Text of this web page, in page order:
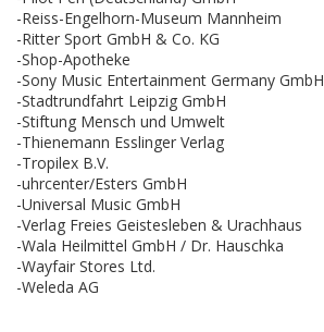
-Reiss-Engelhorn-Museum Mannheim
-Ritter Sport GmbH & Co. KG
-Shop-Apotheke
-Sony Music Entertainment Germany GmbH
-Stadtrundfahrt Leipzig GmbH
-Stiftung Mensch und Umwelt
-Thienemann Esslinger Verlag
-Tropilex B.V.
-uhrcenter/Esters GmbH
-Universal Music GmbH
-Verlag Freies Geistesleben & Urachhaus
-Wala Heilmittel GmbH / Dr. Hauschka
-Wayfair Stores Ltd.
-Weleda AG